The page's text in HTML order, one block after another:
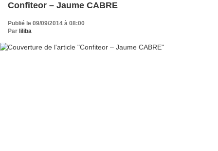
Confiteor – Jaume CABRE
Publié le 09/09/2014 à 08:00
Par liliba